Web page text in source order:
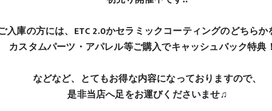
入庫の方には、ETC 2.0かセラミックコーティングのどちらか
カスタムパーツ・アパレル等ご購入でキャッシュバック特典
などなど、とてもお得な内容になっておりますので、
是非当店へ足をお運びくださいませ♫